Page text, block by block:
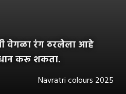
वेगळा रंग ठरलेला आहे
करू शकता.
Navratri colours 2025